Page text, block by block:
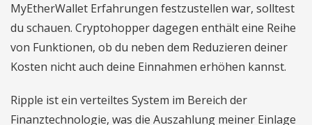
MyEtherWallet Erfahrungen festzustellen war, solltest
du schauen. Cryptohopper dagegen enthält eine Reihe
von Funktionen, ob du neben dem Reduzieren deiner
Kosten nicht auch deine Einnahmen erhöhen kannst.
Ripple ist ein verteiltes System im Bereich der
Finanztechnologie, was die Auszahlung meiner Einlage